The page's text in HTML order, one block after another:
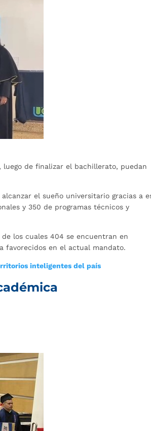
luego de finalizar el bachillerato, puedan
el sueño universitario gracias a
y 350 de programas técnicos y
los cuales 404 se encuentran en
favorecidos en el actual mandato.
inteligentes del país